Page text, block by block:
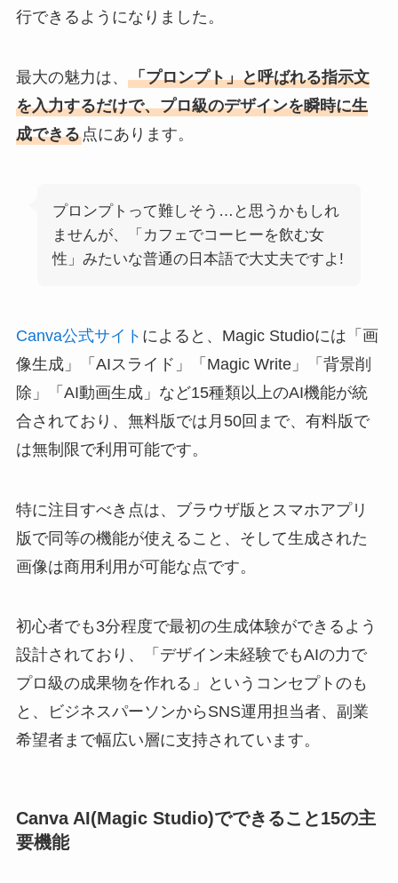
行できるようになりました。
最大の魅力は、 「プロンプト」と呼ばれる指示文
を入力するだけで、プロ級のデザインを瞬時に生
成できる点にあります。
プロンプトって難しそう…と思うかもしれ
ませんが、「カフェでコーヒーを飲む女
性」みたいな普通の日本語で大丈夫ですよ!
Canva公式サイト によると、Magic Studioには「画
像生成」「AIスライド」「Magic Write」「背景削
除」「AI動画生成」など15種類以上のAI機能が統
合されており、無料版では月50回まで、有料版で
は無制限で利用可能です。
特に注目すべき点は、ブラウザ版とスマホアプリ
版で同等の機能が使えること、そして生成された
画像は商用利用が可能な点です。
初心者でも3分程度で最初の生成体験ができるよう
設計されており、「デザイン未経験でもAIの力で
プロ級の成果物を作れる」というコンセプトのも
と、ビジネスパーソンからSNS運用担当者、副業
希望者まで幅広い層に支持されています。
Canva AI(Magic Studio)でできること15の主
要機能